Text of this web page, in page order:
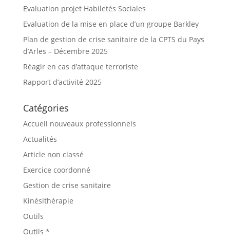
Evaluation projet Habiletés Sociales
Evaluation de la mise en place d’un groupe Barkley
Plan de gestion de crise sanitaire de la CPTS du Pays
d’Arles – Décembre 2025
Réagir en cas d’attaque terroriste
Rapport d’activité 2025
Catégories
Accueil nouveaux professionnels
Actualités
Article non classé
Exercice coordonné
Gestion de crise sanitaire
Kinésithérapie
Outils
Outils *